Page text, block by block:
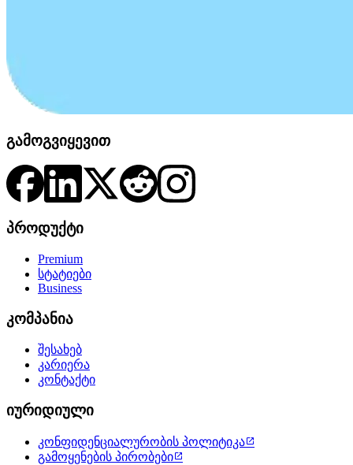
გამოგვიყევით
პროდუქტი
Premium
სტატიები
Business
კომპანია
შესახებ
კარიერა
კონტაქტი
იურიდიული
კონფიდენციალურობის პოლიტიკა
გამოყენების პირობები